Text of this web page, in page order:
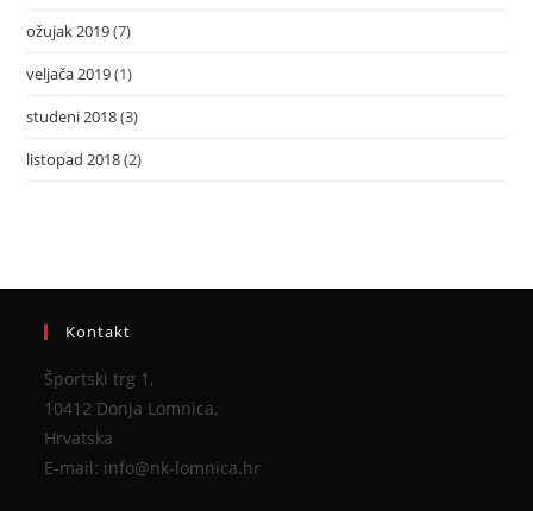
ožujak 2019(7)
veljača 2019(1)
studeni 2018(3)
listopad 2018(2)
Kontakt
Športski trg 1,
10412 Donja Lomnica,
Hrvatska
E-mail: info@nk-lomnica.hr